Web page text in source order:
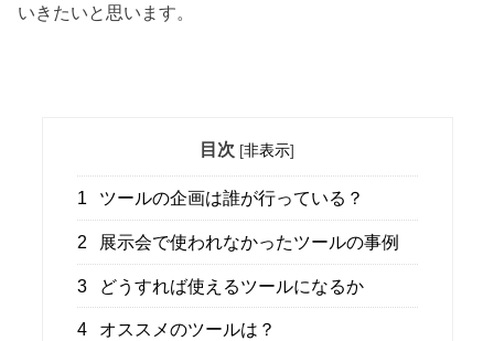
いきたいと思います。
目次 [非表示]
1 ツールの企画は誰が行っている？
2 展示会で使われなかったツールの事例
3 どうすれば使えるツールになるか
4 オススメのツールは？